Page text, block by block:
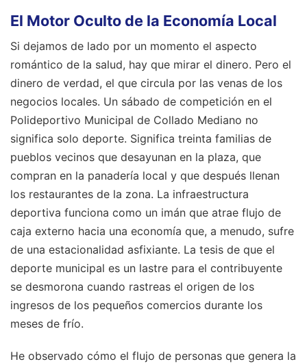
El Motor Oculto de la Economía Local
Si dejamos de lado por un momento el aspecto
romántico de la salud, hay que mirar el dinero. Pero el
dinero de verdad, el que circula por las venas de los
negocios locales. Un sábado de competición en el
Polideportivo Municipal de Collado Mediano no
significa solo deporte. Significa treinta familias de
pueblos vecinos que desayunan en la plaza, que
compran en la panadería local y que después llenan
los restaurantes de la zona. La infraestructura
deportiva funciona como un imán que atrae flujo de
caja externo hacia una economía que, a menudo, sufre
de una estacionalidad asfixiante. La tesis de que el
deporte municipal es un lastre para el contribuyente
se desmorona cuando rastreas el origen de los
ingresos de los pequeños comercios durante los
meses de frío.
He observado cómo el flujo de personas que genera la